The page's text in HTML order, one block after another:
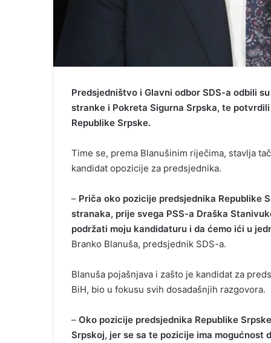
Predsjedništvo i Glavni odbor SDS-a odbili
stranke i Pokreta Sigurna Srpska, te
Republike Srpske.
Time se, prema Blanušinim riječima, stavlja
kandidat opozicije za predsjednika.
– Priča oko pozicije predsjednika Republike
stranaka, prije svega PSS-a Draška
podržati moju kandidaturu i da ćemo ići u
Branko Blanuša, predsjednik SDS-a.
Blanuša pojašnjava i zašto je kandidat za
BiH, bio u fokusu svih dosadašnjih razgovora.
– Oko pozicije predsjednika Republike
Srpskoj, jer se sa te pozicije ima